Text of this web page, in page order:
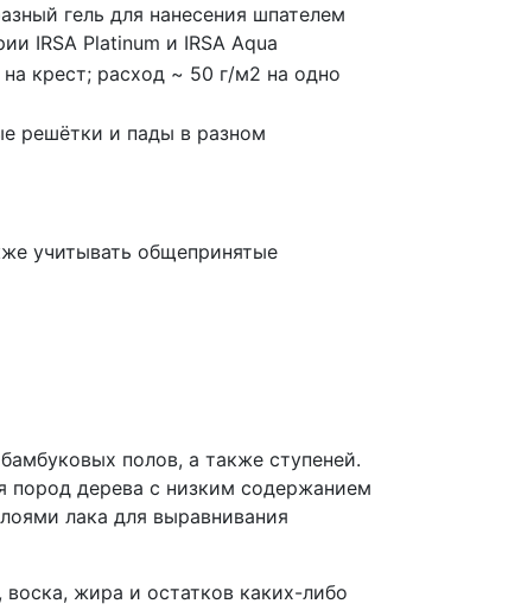
гель для нанесения шпателем
IRSA Platinum и IRSA Aqua
крест; расход ~ 50 г/м2 на одно
решётки и пады в разном
учитывать общепринятые
полов, а также ступеней.
пород дерева с низким содержанием
лака для выравнивания
жира и остатков каких-либо